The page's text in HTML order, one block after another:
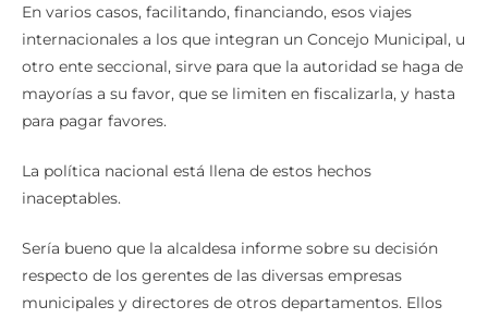
En varios casos, facilitando, financiando, esos viajes
internacionales a los que integran un Concejo Municipal, u
otro ente seccional, sirve para que la autoridad se haga de
mayorías a su favor, que se limiten en fiscalizarla, y hasta
para pagar favores.
La política nacional está llena de estos hechos
inaceptables.
Sería bueno que la alcaldesa informe sobre su decisión
respecto de los gerentes de las diversas empresas
municipales y directores de otros departamentos. Ellos